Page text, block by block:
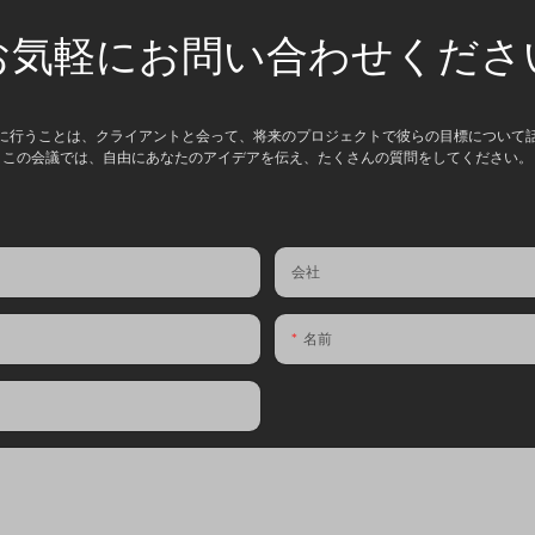
気軽にお問い合わせくださ
行うことは、クライアントと会って、将来のプロジェクトで彼らの目標について
この会議では、自由にあなたのアイデアを伝え、たくさんの質問をしてください。
会社
名前